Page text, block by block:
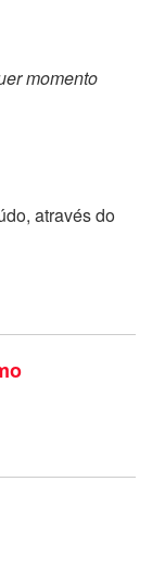
momento
através do